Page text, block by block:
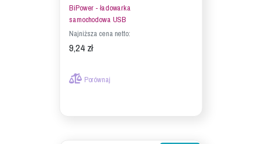
BiPower - ładowarka
samochodowa USB
Najniższa cena netto:
9,24 zł
Porównaj